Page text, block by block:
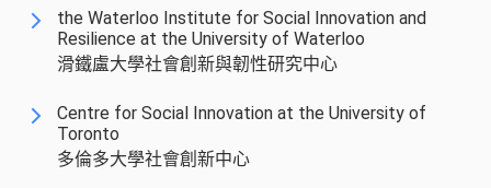
the Waterloo Institute for Social Innovation and
Resilience at the University of Waterloo
滑鐵盧大學社會創新與韌性研究中心
Centre for Social Innovation at the University of
Toronto
多倫多大學社會創新中心